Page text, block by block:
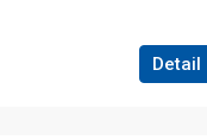
Detail